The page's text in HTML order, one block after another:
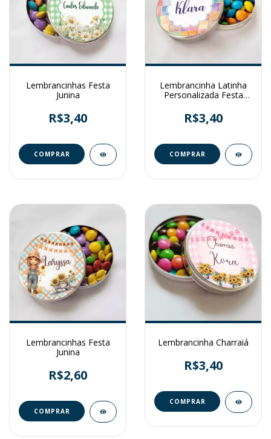
Lembrancinhas Festa
Junina
R$3,40
Lembrancinha Latinha
Personalizada Festa
R$3,40
Lembrancinhas Festa
Junina
R$2,60
Lembrancinha Charraiá
R$3,40